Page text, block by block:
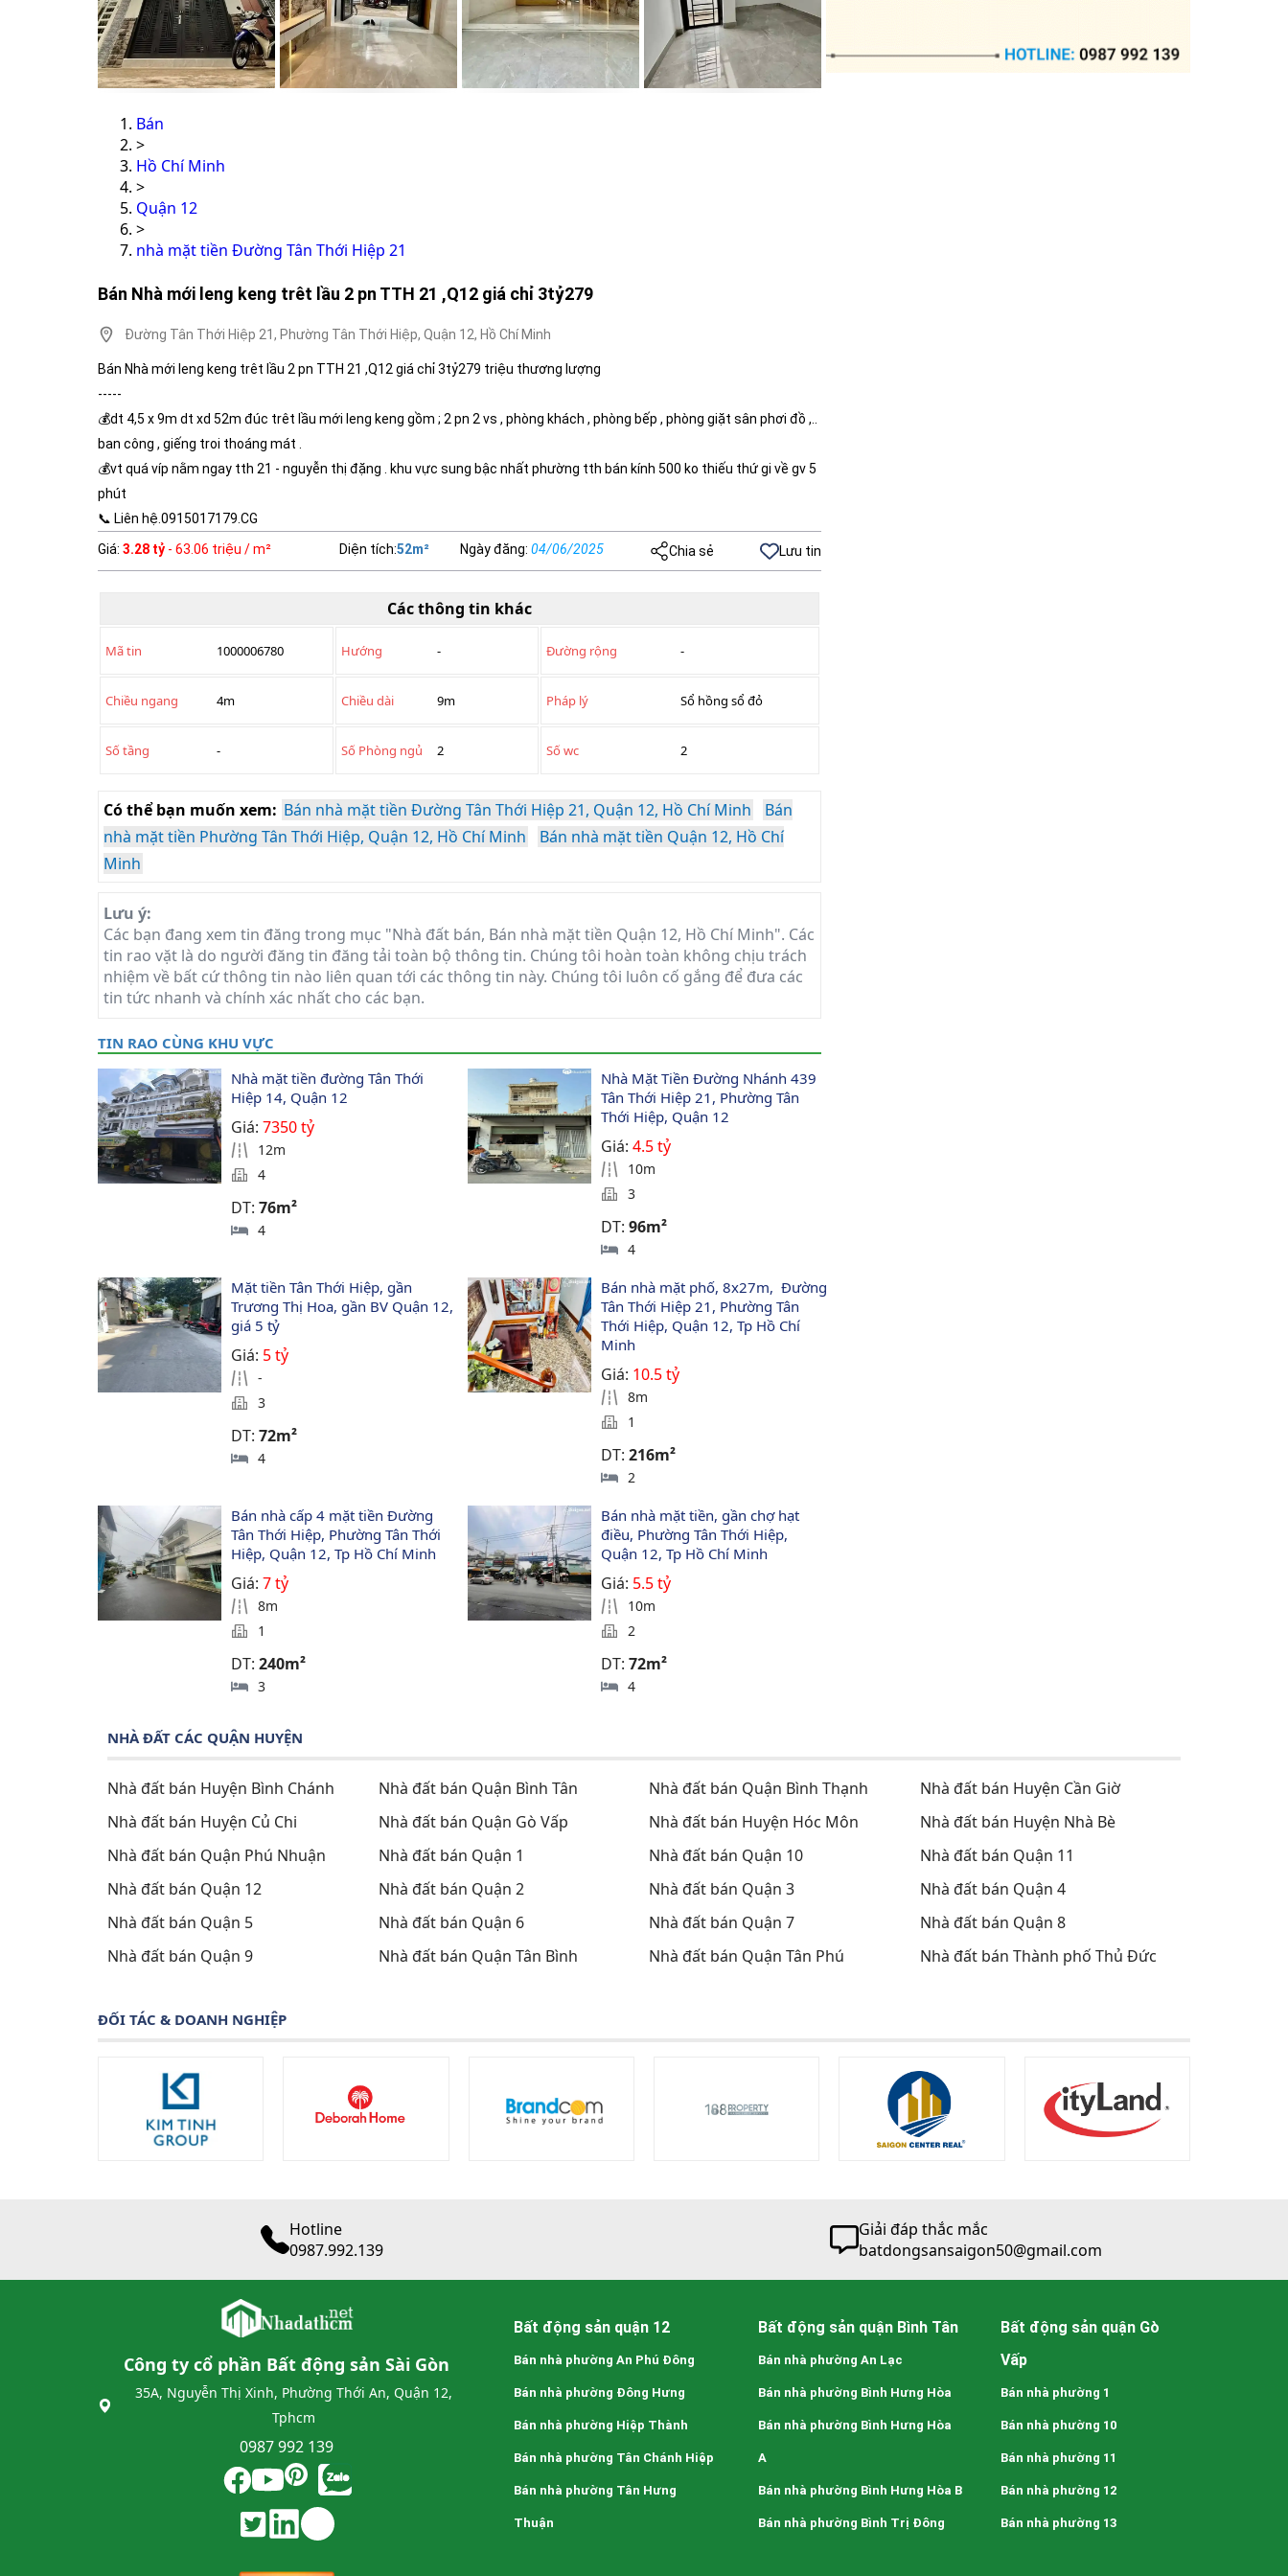
Bán
>
Hồ Chí Minh
>
Quận 12
>
nhà mặt tiền Đường Tân Thới Hiệp 21
Bán Nhà mới leng keng trêt lầu 2 pn TTH 21 ,Q12 giá chỉ 3tỷ279
Đường Tân Thới Hiệp 21, Phường Tân Thới Hiệp, Quận 12, Hồ Chí Minh
Bán Nhà mới leng keng trêt lầu 2 pn TTH 21 ,Q12 giá chỉ 3tỷ279 triệu thương lượng
-----
💰dt 4,5 x 9m dt xd 52m đúc trêt lầu mới leng keng gồm ; 2 pn 2 vs , phòng khách , phòng bếp , phòng giặt sân phơi đồ ,..
ban công , giếng troi thoáng mát .
💰vt quá víp nằm ngay tth 21 - nguyễn thị đặng . khu vực sung bậc nhất phường tth bán kính 500 ko thiếu thứ gi về gv 5
phút
📞 Liên hệ.0915017179.CG
Giá: 3.28 tỷ - 63.06 triệu / m² Diện tích:52m² Ngày đăng: 04/06/2025 Chia sẻ Lưu tin
Các thông tin khác
Mã tin 1000006780 Hướng - Đường rộng -
Chiều ngang 4m Chiều dài 9m Pháp lý Sổ hồng sổ đỏ
Số tầng - Số Phòng ngủ 2 Số wc 2
Có thể bạn muốn xem: Bán nhà mặt tiền Đường Tân Thới Hiệp 21, Quận 12, Hồ Chí Minh
Bán
nhà mặt tiền Phường Tân Thới Hiệp, Quận 12, Hồ Chí Minh
Bán nhà mặt tiền Quận 12, Hồ Chí
Minh
Lưu ý:
Các bạn đang xem tin đăng trong mục "Nhà đất bán, Bán nhà mặt tiền Quận 12, Hồ Chí Minh". Các
tin rao vặt là do người đăng tin đăng tải toàn bộ thông tin. Chúng tôi hoàn toàn không chịu trách
nhiệm về bất cứ thông tin nào liên quan tới các thông tin này. Chúng tôi luôn cố gắng để đưa các
tin tức nhanh và chính xác nhất cho các bạn.
TIN RAO CÙNG KHU VỰC
Nhà mặt tiền đường Tân Thới
Hiệp 14, Quận 12
Giá:7350 tỷ
12m
4
DT:76m²
4
Nhà Mặt Tiền Đường Nhánh 439
Tân Thới Hiệp 21, Phường Tân
Thới Hiệp, Quận 12
Giá: 4.5 tỷ
10m
3
DT: 96m²
4
Mặt tiền Tân Thới Hiệp, gần
Trương Thị Hoa, gần BV Quận 12,
giá 5 tỷ
Giá: 5 tỷ
-
3
DT:72m²
4
Bán nhà mặt phố, 8x27m,  Đường
Tân Thới Hiệp 21, Phường Tân
Thới Hiệp, Quận 12, Tp Hồ Chí
Minh
Giá: 10.5 tỷ
8m
1
DT: 216m²
2
Bán nhà cấp 4 mặt tiền Đường
Tân Thới Hiệp, Phường Tân Thới
Hiệp, Quận 12, Tp Hồ Chí Minh
Giá:7 tỷ
8m
1
DT:240m²
3
Bán nhà mặt tiền, gần chợ hạt
điều, Phường Tân Thới Hiệp,
Quận 12, Tp Hồ Chí Minh
Giá: 5.5 tỷ
10m
2
DT: 72m²
4
NHÀ ĐẤT CÁC QUẬN HUYỆN
Nhà đất bán Huyện Bình Chánh Nhà đất bán Quận Bình Tân Nhà đất bán Quận Bình Thạnh
Nhà đất bán Huyện Cần Giờ
Nhà đất bán Huyện Củ Chi
Nhà đất bán Quận Gò Vấp Nhà đất bán Huyện Hóc Môn
Nhà đất bán Huyện Nhà Bè
Nhà đất bán Quận Phú Nhuận
Nhà đất bán Quận 1 Nhà đất bán Quận 10
Nhà đất bán Quận 11
Nhà đất bán Quận 12
Nhà đất bán Quận 2 Nhà đất bán Quận 3
Nhà đất bán Quận 4
Nhà đất bán Quận 5
Nhà đất bán Quận 6 Nhà đất bán Quận 7
Nhà đất bán Quận 8
Nhà đất bán Quận 9
Nhà đất bán Quận Tân Bình Nhà đất bán Quận Tân Phú Nhà đất bán Thành phố Thủ Đức
ĐỐI TÁC & DOANH NGHIỆP
Hotline
0987.992.139
Giải đáp thắc mắc
batdongsansaigon50@gmail.com
Công ty cổ phần Bất động sản Sài Gòn
35A, Nguyễn Thị Xinh, Phường Thới An, Quận 12,
Tphcm
0987 992 139
Bất động sản quận 12
Bán nhà phường An Phú Đông
Bán nhà phường Đông Hưng
Bán nhà phường Hiệp Thành
Bán nhà phường Tân Chánh Hiệp
Bán nhà phường Tân Hưng
Thuận
Bất động sản quận Bình Tân
Bán nhà phường An Lạc
Bán nhà phường Bình Hưng Hòa
Bán nhà phường Bình Hưng Hòa
A
Bán nhà phường Bình Hưng Hòa B
Bán nhà phường Bình Trị Đông
Bất động sản quận Gò
Vấp
Bán nhà phường 1
Bán nhà phường 10
Bán nhà phường 11
Bán nhà phường 12
Bán nhà phường 13